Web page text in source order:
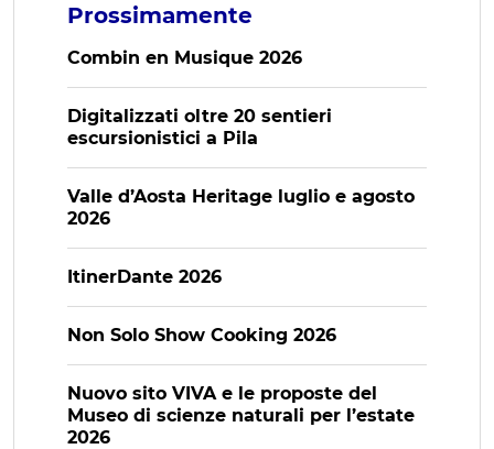
Prossimamente
Combin en Musique 2026
Digitalizzati oltre 20 sentieri
escursionistici a Pila
Valle d’Aosta Heritage luglio e agosto
2026
ItinerDante 2026
Non Solo Show Cooking 2026
Nuovo sito VIVA e le proposte del
Museo di scienze naturali per l’estate
2026